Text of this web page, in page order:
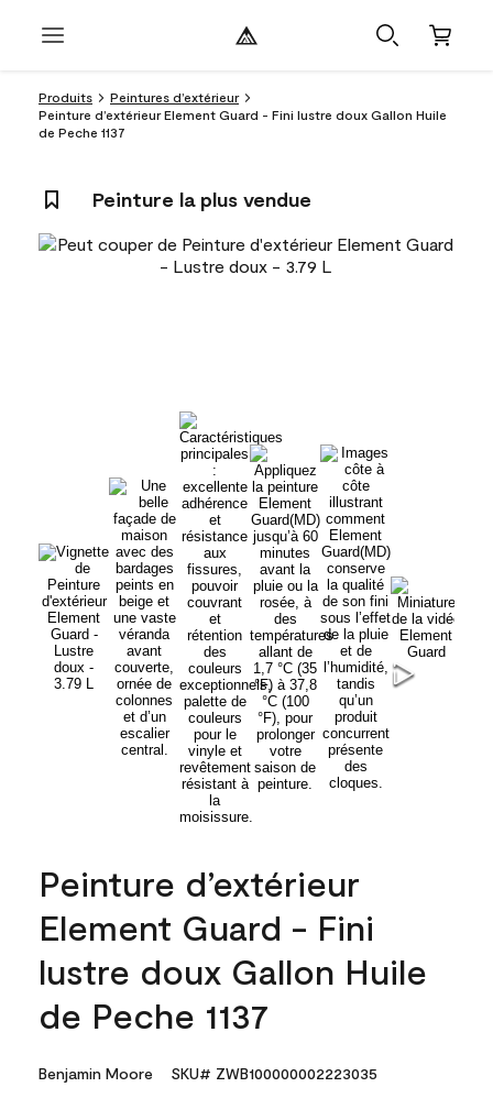
Produits
Peintures d’extérieur
Peinture d’extérieur Element Guard - Fini lustre doux Gallon Huile
de Peche 1137
Peinture la plus vendue
Peinture d’extérieur
Element Guard - Fini
lustre doux Gallon Huile
de Peche 1137
Benjamin Moore SKU# ZWB100000002223035